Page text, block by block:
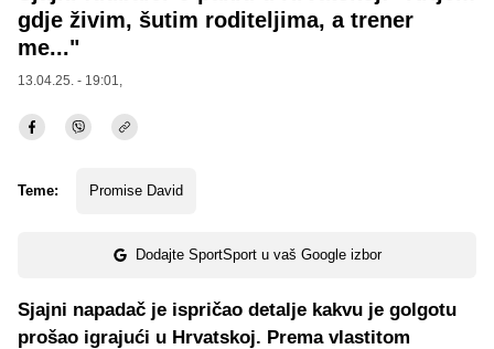
gdje živim, šutim roditeljima, a trener
me..."
13.04.25. - 19:01,
Teme: Promise David
Dodajte SportSport u vaš Google izbor
Sjajni napadač je ispričao detalje kakvu je golgotu
prošao igrajući u Hrvatskoj. Prema vlastitom